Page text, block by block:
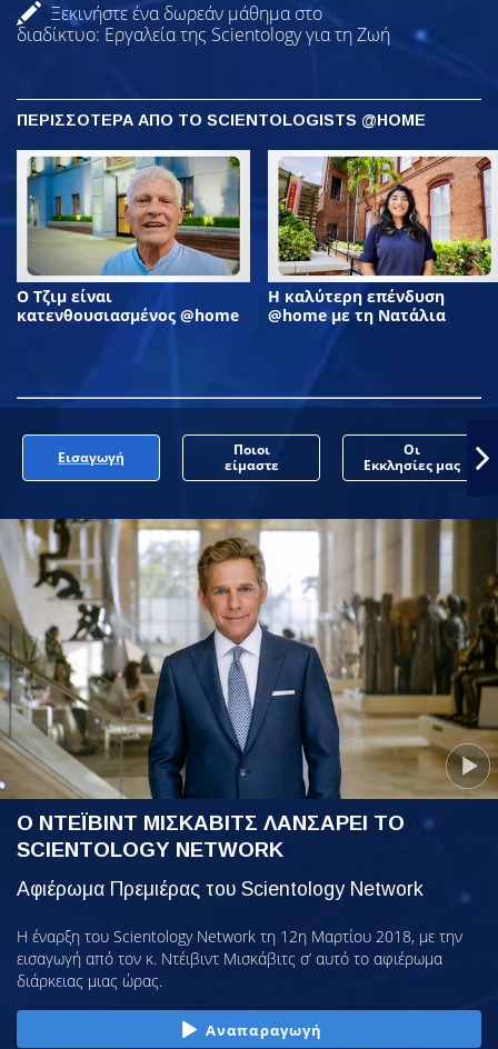
Ξεκινήστε ένα δωρεάν μάθημα στο
διαδίκτυο: Εργαλεία της Scientology για τη Ζωή
ΠΕΡΙΣΣΟΤΕΡΑ ΑΠΟ ΤΟ SCIENTOLOGISTS @HOME
Ο Τζιμ είναι
κατενθουσιασμένος @home
Η καλύτερη επένδυση
@home με τη Νατάλια
Εισαγωγή
Ποιοι
είμαστε
Οι
Εκκλησίες μας
Ο ΝΤΕΪΒΙΝΤ ΜΙΣΚΑΒΙΤΣ ΛΑΝΣΑΡΕΙ ΤΟ
SCIENTOLOGY NETWORK
Αφιέρωμα Πρεμιέρας του Scientology Network
Η έναρξη του Scientology Network τη 12η Μαρτίου 2018, με την
εισαγωγή από τον κ. Ντέιβιντ Μισκάβιτς σ’ αυτό το αφιέρωμα
διάρκειας μιας ώρας.
Αναπαραγωγή